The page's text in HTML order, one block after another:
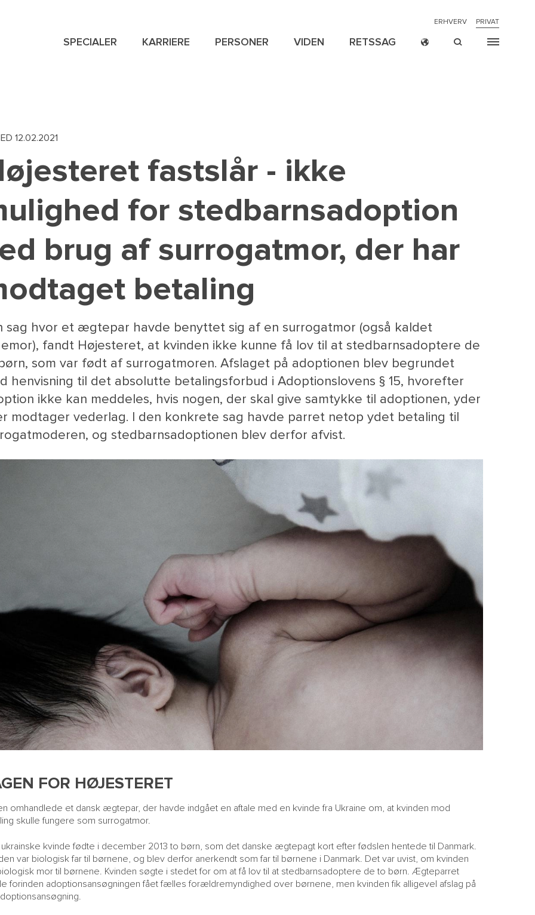
NAVIGATION
TOP
ERHVERV PRIVAT
PRIVATE
SPECIALER KARRIERE PERSONER VIDEN RETSSAG
12.02.2021
fastslår - ikke
for stedbarnsadoption
brug af surrogatmor, der har
betaling
sag hvor et ægtepar havde benyttet sig af en surrogatmor (også kaldet
fandt Højesteret, at kvinden ikke kunne få lov til at stedbarnsadoptere de
som var født af surrogatmoren. Afslaget på adoptionen blev begrundet
henvisning til det absolutte betalingsforbud i Adoptionslovens § 15, hvorefter
ikke kan meddeles, hvis nogen, der skal give samtykke til adoptionen, yder
modtager vederlag. I den konkrete sag havde parret netop ydet betaling til
og stedbarnsadoptionen blev derfor afvist.
FOR HØJESTERET
omhandlede et dansk ægtepar, der havde indgået en aftale med en kvinde fra Ukraine om, at kvinden mod
skulle fungere som surrogatmor.
kvinde fødte i december 2013 to børn, som det danske ægtepagt kort efter fødslen hentede til Danmark.
var biologisk far til børnene, og blev derfor anerkendt som far til børnene i Danmark. Det var uvist, om kvinden
mor til børnene. Kvinden søgte i stedet for om at få lov til at stedbarnsadoptere de to børn. Ægteparret
forinden adoptionsansøgningen fået fælles forældremyndighed over børnene, men kvinden fik alligevel afslag på